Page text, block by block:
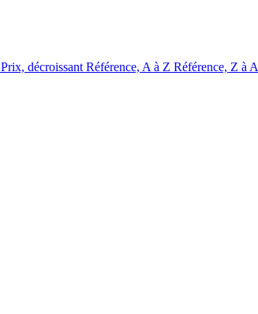
Prix, décroissant Référence, A à Z Référence, Z à A